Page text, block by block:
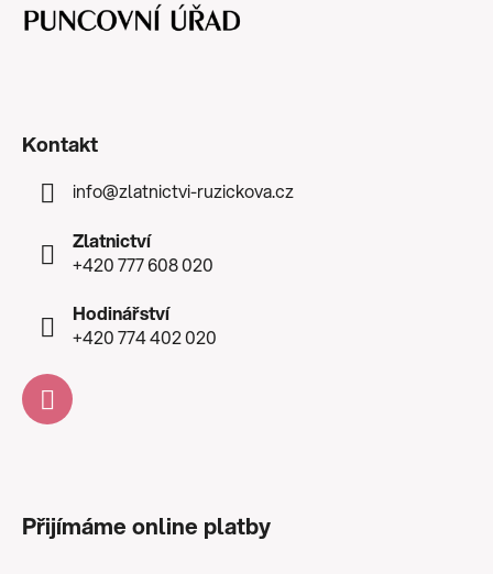
Kontakt
info@zlatnictvi-ruzickova.cz
Zlatnictví
+420 777 608 020
Hodinářství
+420 774 402 020
Přijímáme online platby